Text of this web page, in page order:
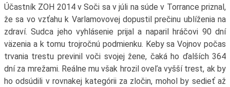
Účastník ZOH 2014 v Soči sa v júli na súde v Torrance priznal,
že sa vo vzťahu k Varlamovovej dopustil prečinu ublíženia na
zdraví. Sudca jeho vyhlásenie prijal a naparil hráčovi 90 dní
väzenia a k tomu trojročnú podmienku. Keby sa Vojnov počas
trvania trestu previnil voči svojej žene, čaká ho ďalších 364
dní za mrežami. Reálne mu však hrozil oveľa vyšší trest, ak by
ho odsúdili v rovnakej kategórii za zločin, mohol by sedieť až